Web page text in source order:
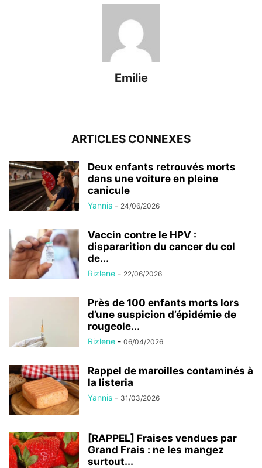
Emilie
ARTICLES CONNEXES
Deux enfants retrouvés morts
dans une voiture en pleine
canicule
Yannis - 24/06/2026
Vaccin contre le HPV :
dispararition du cancer du col
de...
Rizlene - 22/06/2026
Près de 100 enfants morts lors
d’une suspicion d’épidémie de
rougeole...
Rizlene - 06/04/2026
Rappel de maroilles contaminés à
la listeria
Yannis - 31/03/2026
[RAPPEL] Fraises vendues par
Grand Frais : ne les mangez
surtout...